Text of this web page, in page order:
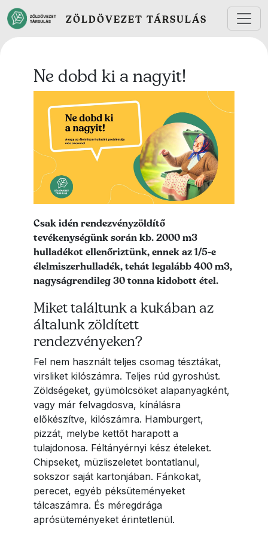
Ugrás a tartalomra
ZÖLDÖVEZET TÁRSULÁS
Ne dobd ki a nagyit!
Lead szöveg
Csak idén rendezvényzöldítő
tevékenységünk során kb. 2000 m3
hulladékot ellenőriztünk, ennek az 1/5-e
élelmiszerhulladék, tehát legalább 400 m3,
nagyságrendileg 30 tonna kidobott étel.
Miket találtunk a kukában az
általunk zöldített
rendezvényeken?
Fel nem használt teljes csomag tésztákat,
virsliket kilószámra. Teljes rúd gyroshúst.
Zöldségeket, gyümölcsöket alapanyagként,
vagy már felvagdosva, kínálásra
előkészítve, kilószámra. Hamburgert,
pizzát, melybe kettőt harapott a
tulajdonosa. Féltányérnyi kész ételeket.
Chipseket, müzliszeletet bontatlanul,
sokszor saját kartonjában. Fánkokat,
perecet, egyéb péksüteményeket
tálcaszámra. És méregdrága
aprósüteményeket érintetlenül.